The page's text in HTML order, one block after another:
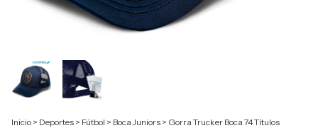
Inicio > Deportes > Fútbol > Boca Juniors > Gorra Trucker Boca 74 Títulos